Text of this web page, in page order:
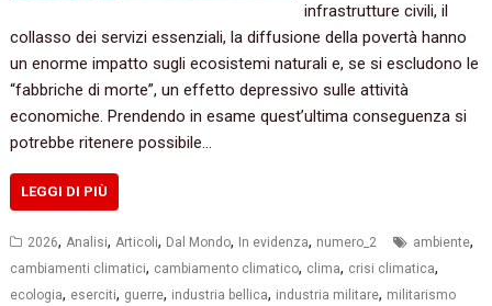
infrastrutture civili, il
collasso dei servizi essenziali, la diffusione della povertà hanno
un enorme impatto sugli ecosistemi naturali e, se si escludono le
“fabbriche di morte”, un effetto depressivo sulle attività
economiche. Prendendo in esame quest’ultima conseguenza si
potrebbe ritenere possibile…
LEGGI DI PIÙ
2026,Analisi,Articoli, Dal Mondo, In evidenza, numero_2 ambiente,
cambiamenti climatici, cambiamento climatico, clima, crisi climatica,
ecologia, eserciti, guerre, industria bellica, industria militare, militarismo